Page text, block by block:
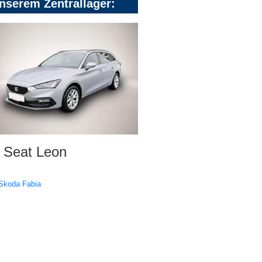
Zentrallager:
Seat Leon